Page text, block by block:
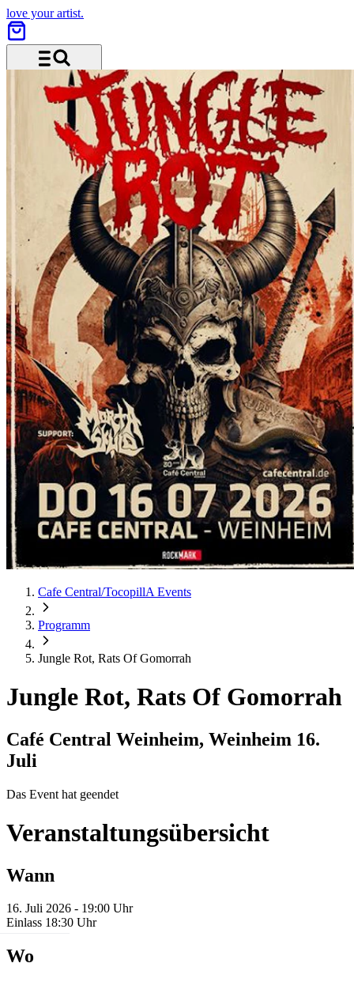
love your artist.
Menü und Suche
Cafe Central/TocopillA Events
Programm
Jungle Rot, Rats Of Gomorrah
Jungle Rot, Rats Of Gomorrah
Café Central Weinheim, Weinheim 16.
Juli
Das Event hat geendet
Veranstaltungsübersicht
Wann
16. Juli 2026 - 19:00 Uhr
Einlass 18:30 Uhr
Wo